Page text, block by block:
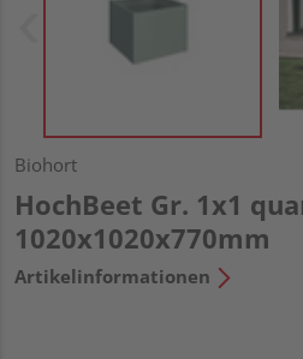
Biohort
HochBeet Gr. 1x1
1020x1020x770mm
Artikelinformationen